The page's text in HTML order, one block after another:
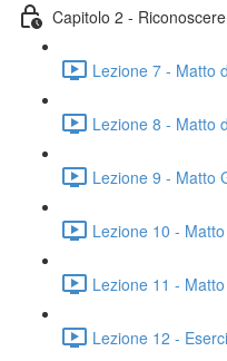
Capitolo 2 -
Lezione 7 - Matto
Lezione 8 - Matto
Lezione 9 - Matto
Lezione 10 -
Lezione 11 -
Lezione 12 -